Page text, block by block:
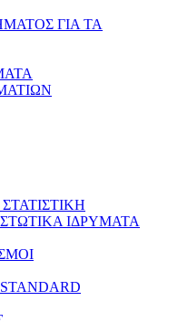
ΓΙΑ ΤΑ
ΙΔΡΥΜΑΤΑ